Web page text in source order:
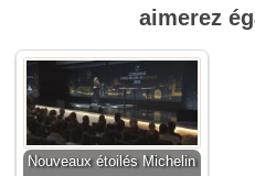
aimerez
Nouveaux étoilés Michelin